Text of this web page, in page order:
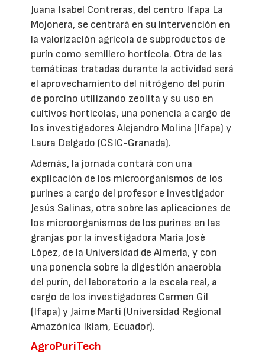
Juana Isabel Contreras, del centro Ifapa La
Mojonera, se centrará en su intervención en
la valorización agrícola de subproductos de
purín como semillero hortícola. Otra de las
temáticas tratadas durante la actividad será
el aprovechamiento del nitrógeno del purín
de porcino utilizando zeolita y su uso en
cultivos hortícolas, una ponencia a cargo de
los investigadores Alejandro Molina (Ifapa) y
Laura Delgado (CSIC-Granada).
Además, la jornada contará con una
explicación de los microorganismos de los
purines a cargo del profesor e investigador
Jesús Salinas, otra sobre las aplicaciones de
los microorganismos de los purines en las
granjas por la investigadora María José
López, de la Universidad de Almería, y con
una ponencia sobre la digestión anaerobia
del purín, del laboratorio a la escala real, a
cargo de los investigadores Carmen Gil
(Ifapa) y Jaime Martí (Universidad Regional
Amazónica Ikiam, Ecuador).
AgroPuriTech